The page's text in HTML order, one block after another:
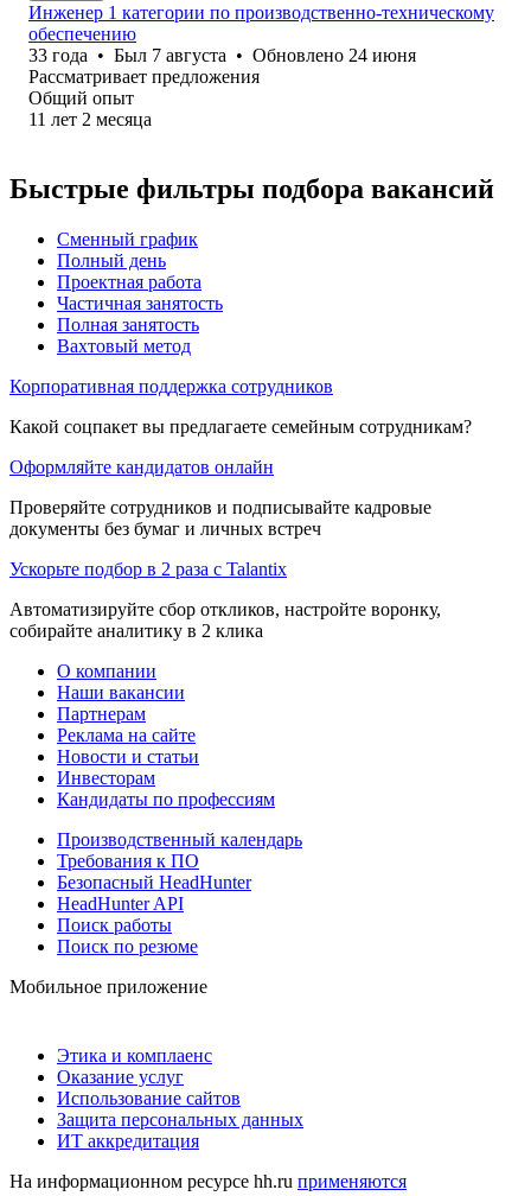
Инженер 1 категории по производственно-техническому
обеспечению
33 года • Был 7 августа • Обновлено 24 июня
Рассматривает предложения
Общий опыт
11 лет 2 месяца
Быстрые фильтры подбора вакансий
Сменный график
Полный день
Проектная работа
Частичная занятость
Полная занятость
Вахтовый метод
Корпоративная поддержка сотрудников
Какой соцпакет вы предлагаете семейным сотрудникам?
Оформляйте кандидатов онлайн
Проверяйте сотрудников и подписывайте кадровые
документы без бумаг и личных встреч
Ускорьте подбор в 2 раза с Talantix
Автоматизируйте сбор откликов, настройте воронку,
собирайте аналитику в 2 клика
О компании
Наши вакансии
Партнерам
Реклама на сайте
Новости и статьи
Инвесторам
Кандидаты по профессиям
Производственный календарь
Требования к ПО
Безопасный HeadHunter
HeadHunter API
Поиск работы
Поиск по резюме
Мобильное приложение
Этика и комплаенс
Оказание услуг
Использование сайтов
Защита персональных данных
ИТ аккредитация
На информационном ресурсе hh.ru применяются